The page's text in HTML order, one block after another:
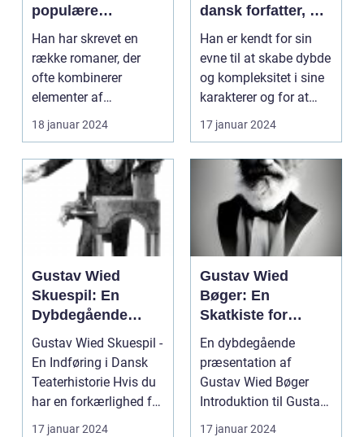
populære
forfattere, kendt
for sine
spændende og
tankevækkende
Han har skrevet en
række romaner, der
ofte kombinerer
elementer af
spænding, filosofi og
det overnat...
18 januar 2024
dansk forfatter, der
har efterladt et
imponerende
aftryk på den
danske
litteraturscene
med sine mange
bøger
Han er kendt for sin
evne til at skabe dybde
og kompleksitet i sine
karakterer og for at
udforske te...
17 januar 2024
Gustav Wied
Skuespil: En
Dybdegående
Analyse af en
Klassisk
Dramatiker
Gustav Wied Skuespil -
En Indføring i Dansk
Teaterhistorie Hvis du
har en forkærlighed for
dansk te...
17 januar 2024
Gustav Wied
Bøger: En
Skatkiste for
Kunstelskere og
Samlere
En dybdegående
præsentation af
Gustav Wied Bøger
Introduktion til Gustav
Wied Bøger ...
17 januar 2024